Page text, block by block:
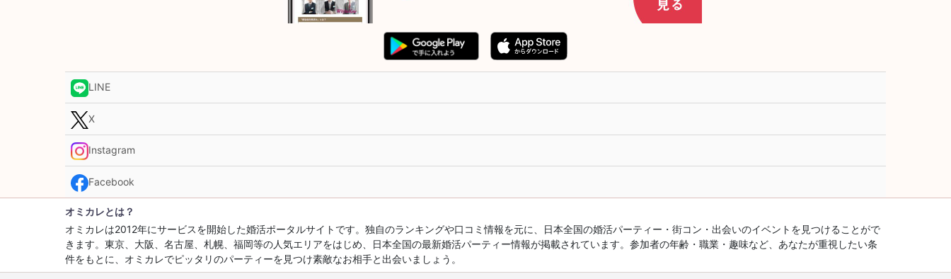
LINE
X
Instagram
Facebook
オミカレとは？
オミカレは2012年にサービスを開始した婚活ポータルサイトです。独自のランキングや口コミ情報を元に、日本全国の婚活パーティー・街コン・出会いのイベントを見つけることがで
きます。東京、大阪、名古屋、札幌、福岡等の人気エリアをはじめ、日本全国の最新婚活パーティー情報が掲載されています。参加者の年齢・職業・趣味など、あなたが重視したい条
件をもとに、オミカレでピッタリのパーティーを見つけ素敵なお相手と出会いましょう。